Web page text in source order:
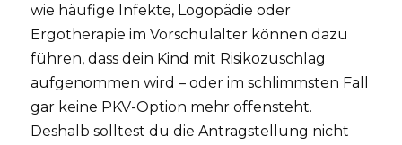
wie häufige Infekte, Logopädie oder
Ergotherapie im Vorschulalter können dazu
führen, dass dein Kind mit Risikozuschlag
aufgenommen wird – oder im schlimmsten Fall
gar keine PKV-Option mehr offensteht.
Deshalb solltest du die Antragstellung nicht